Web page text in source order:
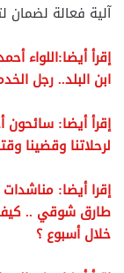
آلية فعالة لضمان
إقرأ أيضا:اللواء
ابن البلد.. رجل
إقرأ أيضا: سائحون
لرحلاتنا وقضينا
إقرا أيضا:
طارق شوقي .. كيف
خلال أسبوع ؟